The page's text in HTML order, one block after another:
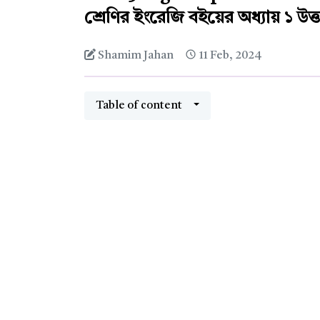
শ্রেণির ইংরেজি বইয়ের অধ্যায় ১
Shamim Jahan 11 Feb, 2024
Table of content